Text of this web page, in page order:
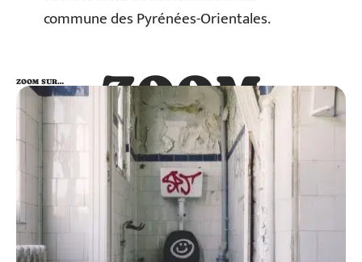
commune des Pyrénées-Orientales.
ZOOM
SUR…
ZOOM SUR…